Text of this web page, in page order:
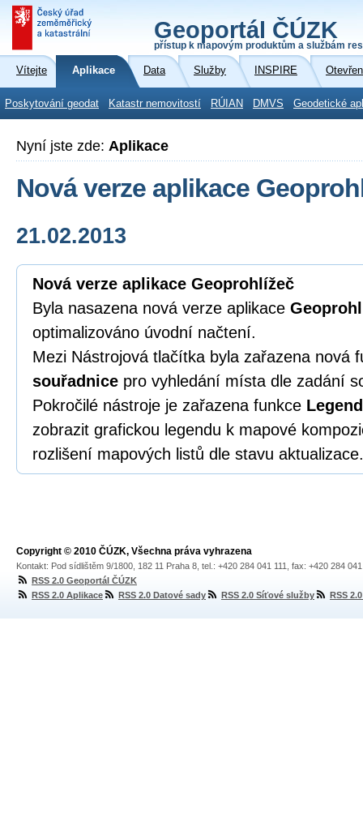
Geoportál ČÚZK
přístup k mapovým produktům a službám
Vítejte Aplikace Data Služby INSPIRE
Poskytování geodat Katastr nemovitostí RÚIAN DMVS Geodetické
Nyní jste zde: Aplikace
Nová verze aplikace
21.02.2013
Nová verze aplikace Geoprohlížeč
Byla nasazena nová verze aplikace
optimalizováno úvodní načtení.
Mezi Nástrojová tlačítka byla zařazena nová
souřadnice pro vyhledání místa dle zadání
Pokročilé nástroje je zařazena funkce
zobrazit grafickou legendu k mapové
rozlišení mapových listů dle stavu aktualizace.
Copyright © 2010 ČÚZK, Všechna práva vyhrazena
Kontakt: Pod sídlištěm 9/1800, 182 11 Praha 8, tel.: +420 284 041 111, fax: +420 284
RSS 2.0 Geoportál ČÚZK
RSS 2.0 Aplikace
RSS 2.0 Datové sady RSS 2.0 Síťové služby RSS